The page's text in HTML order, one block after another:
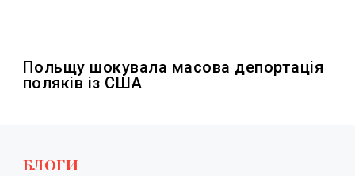
Польщу шокувала масова депортація
поляків із США
БЛОГИ